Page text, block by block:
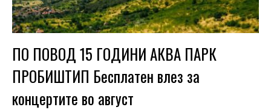
ПО ПОВОД 15 ГОДИНИ АКВА ПАРК
ПРОБИШТИП Бесплатен влез за
концертите во август